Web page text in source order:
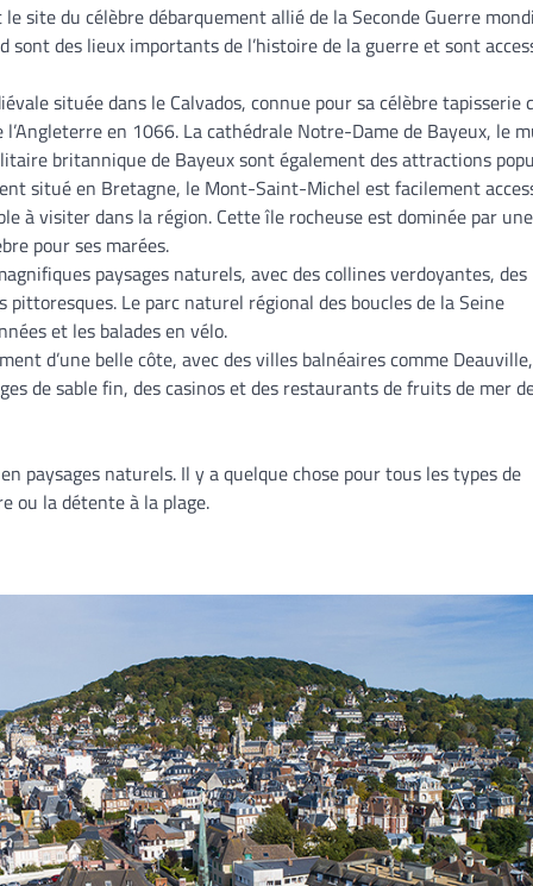
site du célèbre débarquement allié de la Seconde Guerre
sont des lieux importants de l’histoire de la guerre et sont
située dans le Calvados, connue pour sa célèbre tapisserie
en 1066. La cathédrale Notre-Dame de Bayeux, le
britannique de Bayeux sont également des attractions
situé en Bretagne, le Mont-Saint-Michel est facilement
à visiter dans la région. Cette île rocheuse est dominée par une
pour ses marées.
paysages naturels, avec des collines verdoyantes, des
Le parc naturel régional des boucles de la Seine
et les balades en vélo.
d’une belle côte, avec des villes balnéaires comme Deauville,
de sable fin, des casinos et des restaurants de fruits de mer
paysages naturels. Il y a quelque chose pour tous les types de
ou la détente à la plage.